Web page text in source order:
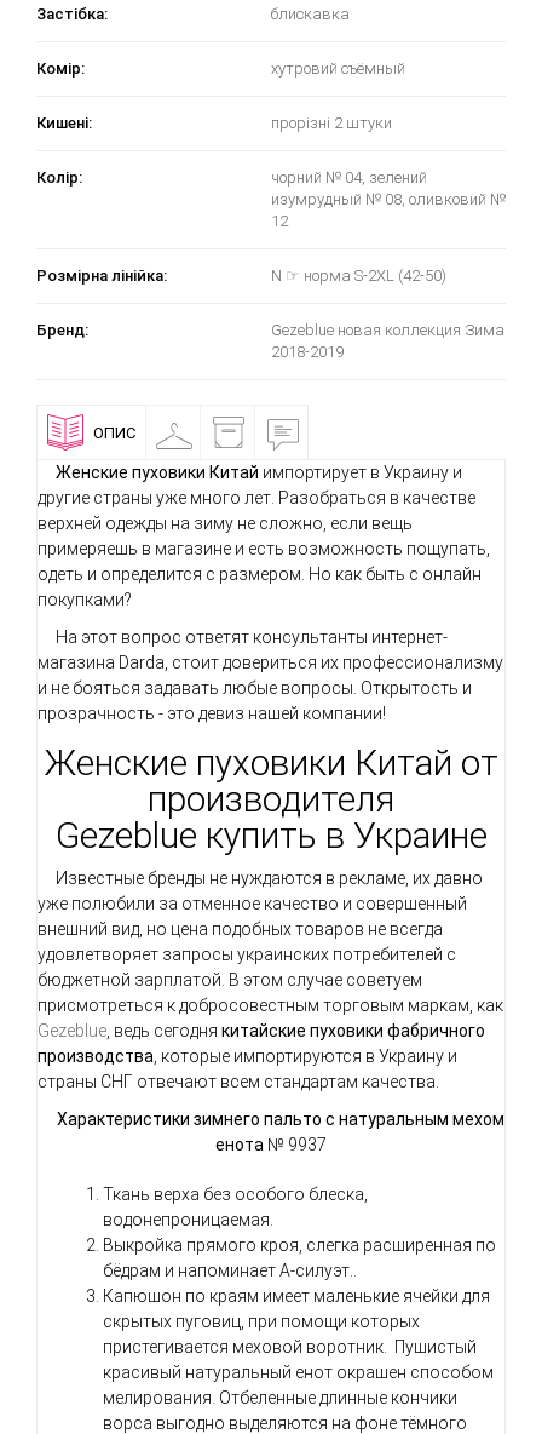
Застібка: блискавка
Комір: хутровий съёмный
Кишені: прорізні 2 штуки
Колір:
чорний № 04, зелений
изумрудный № 08, оливковий №
12
Розмірна лінійка: N ☞ норма S-2XL (42-50)
Бренд:
Gezeblue новая коллекция Зима
2018-2019
ОПИС ПРИМІРОЧНАДОСТАВКА
Женские пуховики Китай импортирует в Украину и
другие страны уже много лет. Разобраться в качестве
верхней одежды на зиму не сложно, если вещь
примеряешь в магазине и есть возможность пощупать,
одеть и определится с размером. Но как быть с онлайн
покупками?
На этот вопрос ответят консультанты интернет-
магазина Darda, стоит довериться их профессионализму
и не бояться задавать любые вопросы. Открытость и
прозрачность - это девиз нашей компании!
Женские пуховики Китай от
производителя
Gezeblue купить в Украине
Известные бренды не нуждаются в рекламе, их давно
уже полюбили за отменное качество и совершенный
внешний вид, но цена подобных товаров не всегда
удовлетворяет запросы украинских потребителей с
бюджетной зарплатой. В этом случае советуем
присмотреться к добросовестным торговым маркам, как
Gezeblue , ведь сегодня китайские пуховики фабричного
производства , которые импортируются в Украину и
страны СНГ отвечают всем стандартам качества.
Характеристики зимнего пальто с натуральным мехом
енота № 9937
Ткань верха без особого блеска,
водонепроницаемая.
Выкройка прямого кроя, слегка расширенная по
бёдрам и напоминает А-силуэт..
Капюшон по краям имеет маленькие ячейки для
скрытых пуговиц, при помощи которых
пристегивается меховой воротник. Пушистый
красивый натуральный енот окрашен способом
мелирования. Отбеленные длинные кончики
ворса выгодно выделяются на фоне тёмного